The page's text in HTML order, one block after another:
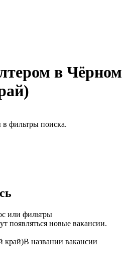
в Чёрном
фильтры поиска.
или фильтры
появляться новые вакансии.
край)В названии вакансии